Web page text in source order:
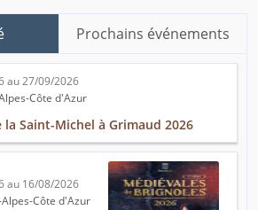
Prochains événements
au 27/09/2026
Côte d'Azur
la Saint-Michel à Grimaud 2026
au 16/08/2026
Côte d'Azur